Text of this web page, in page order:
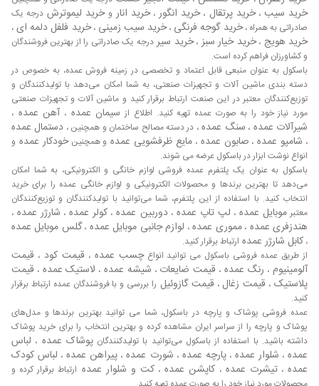
خرید سیب،خرید پرتقال ،خرید انگور،خرید انار وخرید لیموترش درجه یک
صادراتی به همراه ،خرید گوجه فرنگی ،خرید سیب زمینی،خرید فلفل دلمه ای ،
خرید هویج ،خرید خیار سبز ،خرید سیردرجه یک صادراتی را از بهترین فروشندگان
و کشاورزان فراهم کرده است.
باسکول به عنوان منبعی قابل اعتماد و تخصصی در زمینه فروش عمده، به خصوص در
دسته بندی ماشین آلات و تجهیزات صنعتی، به شما امکان می‌دهد با تولیدکنندگان و
توزیع‌کنندگان معتبر در این صنعت ارتباط برقرار کنید و ماشین آلات و تجهیزات صنعتی
مورد نیاز خود را به صورت عمده تهیه کنید. اطلاع از سیمان عمده ، آهن عمده ،
شیرآلات عمده ، سنگ عمده، در دسته مصالح ساختمان و همچنین ، دستمال عمده
، شامپو عمده ، صابون عمده، مایع ظرفشویی عمده و همچنینخودکار عمده و
انواع نوشت ابزار در باسکول عرضه می شوند.
باسکول به عنوان یک پلتفرم عمده فروشی لوازم خانگی و الکترونیکی، به شما امکان
می‌دهد تا بهترین برندها و محصولات الکترونیکی و لوازم خانگی عمده را برای خرید
انتخاب کنید. با استفاده از این پلتفرم، شما می‌توانید با تولیدکنندگان و توزیع‌کنندگان
معتبرموبایل عمده، لپ تاپ عمده،دوربین عمده ، کولر عمده ، شارژر عمده ،
هندزفری عمده ،مموری عمده، لوازم جانبی موبایل عمده ،گلس موبایل عمده
، کابل شارژر عمده ارتباط برقرار کنید.
از طریق عمده فروشی باسکول می توانید انواعچسب عمده، قیمت کود، قیمت
آلومینیوم ، رنگ عمده، قیمت ضایعات، شیشه عمده ، لاستیک عمده، قیمت
پلاستیک ، قیمت زغال، قیمت گازوئیل را بررسی و با فروشندگان عمده ارتباط برقرار
کنید.
عمده فروشی پوشاک و پارچه در باسکول، شما می توانید بهترین برندها و مدل‌های
پوشاک و پارچه را از سراسر ایران مشاهده کرده و بهترین انتخاب را برای خرید پوشاک
داشته باشید. با استفاده از باسکول می‌توانید با تولیدکنندگانپوشاک عمده ، لباس
عمده ، شلوار عمده،پارچه عمده، شورت عمده ، پیراهن عمده ، لباس کودک
عمده،تیشرت عمده، کاپشن عمده ،کت و شلوار عمده ارتباط برقرار کرده و